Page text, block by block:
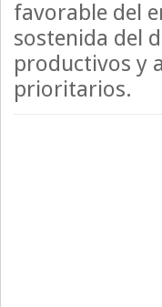
favorable del
sostenida del
productivos y
prioritarios.